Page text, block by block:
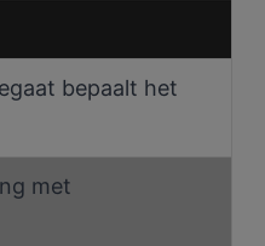
bepaalt het
met